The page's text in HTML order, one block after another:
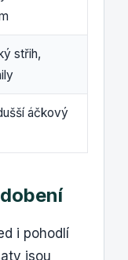
střih,
áčkový
i pohodlí
jsou